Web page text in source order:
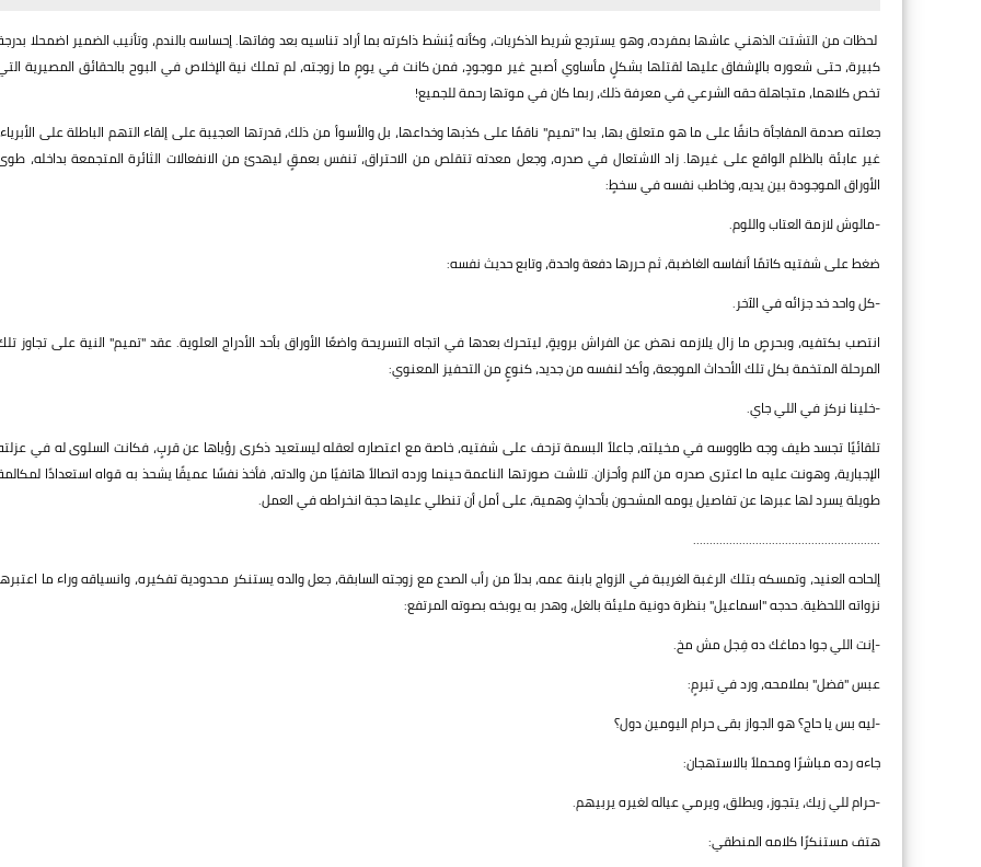
لحظات من التشتت الذهني عاشها بمفرده، وهو يسترجع شريط الذكريات، وكأنه يُنشط ذاكرته بما أراد تناسيه بعد وفاتها. إحساسه بالندم، وتأنيب الضمير اضمحلا
كبيرة، حتى شعوره بالإشفاق عليها لقتلها بشكلٍ مأساوي أصبح غير موجودٍ، فمن كانت في يومٍ ما زوجته، لم تملك نية الإخلاص في البوح بالحقائق المصيرية
تخص كلاهما، متجاهلة حقه الشرعي في معرفة ذلك، ربما كان في موتها رحمة للجميع!
جعلته صدمة المفاجأة حانقًا على ما هو متعلق بها، بدا "تميم" ناقمًا على كذبها وخداعها، بل والأسوأ من ذلك، قدرتها العجيبة على إلقاء التهم الباطلة على
غير عابئة بالظلم الواقع على غيرها. زاد الاشتعال في صدره، وجعل معدته تتقلص من الاحتراق، تنفس بعمقٍ ليهدئ من الانفعالات الثائرة المتجمعة بداخله،
الأوراق الموجودة بين يديه، وخاطب نفسه في سخطٍ:
-مالوش لازمة العتاب واللوم.
ضغط على شفتيه كاتمًا أنفاسه الغاضبة، ثم حررها دفعة واحدة، وتابع حديث نفسه:
-كل واحد خد جزائه في الآخر.
انتصب بكتفيه، وبحرصٍ ما زال يلازمه نهض عن الفراش برويةٍ، ليتحرك بعدها في اتجاه التسريحة واضعًا الأوراق بأحد الأدراج العلوية. عقد "تميم" النية على تجاوز
المرحلة المتخمة بكل تلك الأحداث الموجعة، وأكد لنفسه من جديد، كنوعٍ من التحفيز المعنوي:
-خلينا نركز في اللي جاي.
تلقائيًا تجسد طيف وجه طاووسه في مخيلته، جاعلاً البسمة تزحف على شفتيه، خاصة مع اعتصاره لعقله ليستعيد ذكرى رؤياها عن قربٍ، فكانت السلوى له في
الإجبارية، وهونت عليه ما اعترى صدره من آلام وأحزان. تلاشت صورتها الناعمة حينما ورده اتصالاً هاتفيًا من والدته، فأخذ نفسًا عميقًا يشحذ به قواه استعدادًا
طويلة يسرد لها عبرها عن تفاصيل يومه المشحون بأحداثٍ وهمية، على أمل أن تنطلي عليها حجة انخراطه في العمل.
.........................................................
إلحاحه العنيد، وتمسكه بتلك الرغبة الغريبة في الزواج بابنة عمه، بدلاً من رأب الصدع مع زوجته السابقة، جعل والده يستنكر محدودية تفكيره، وانسياقه وراء ما
نزواته اللحظية. حدجه "اسماعيل" بنظرة دونية مليئة بالغل، وهدر به يوبخه بصوته المرتفع:
-إنت اللي جوا دماغك ده فِجل مش مخ.
عبس "فضل" بملامحه، ورد في تبرمٍ:
-ليه بس يا حاج؟ هو الجواز بقى حرام اليومين دول؟
جاءه رده مباشرًا ومحملاً بالاستهجان:
-حرام للي زيك، يتجوز، ويطلق، ويرمي عياله لغيره يربيهم.
هتف مستنكرًا كلامه المنطقي: